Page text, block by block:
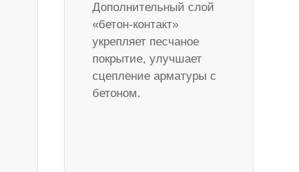
Дополнительный слой
«бетон-контакт»
укрепляет песчаное
покрытие, улучшает
сцепление арматуры с
бетоном.